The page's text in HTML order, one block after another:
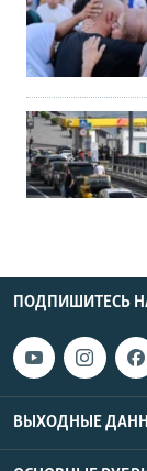
ПОДПИШИТЕСЬ
ВЫХОДНЫЕ